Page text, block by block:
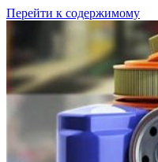
Перейти к содержимому